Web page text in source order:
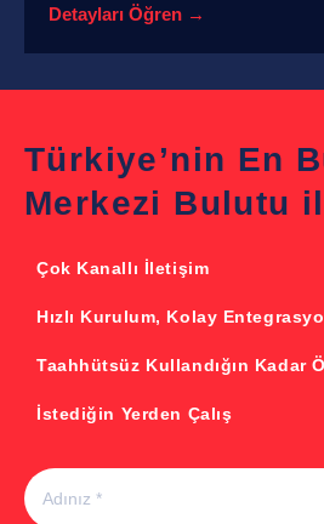
Detayları Öğren →
Türkiye’nin En
Merkezi Bulutu
Çok Kanallı İletişim
Hızlı Kurulum, Kolay
Taahhütsüz Kullandığın Kadar
İstediğin Yerden Çalış